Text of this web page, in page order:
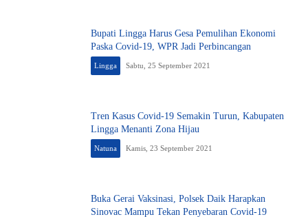
Bupati Lingga Harus Gesa Pemulihan Ekonomi
Paska Covid-19, WPR Jadi Perbincangan
Lingga Sabtu, 25 September 2021
Tren Kasus Covid-19 Semakin Turun, Kabupaten
Lingga Menanti Zona Hijau
Natuna Kamis, 23 September 2021
Buka Gerai Vaksinasi, Polsek Daik Harapkan
Sinovac Mampu Tekan Penyebaran Covid-19